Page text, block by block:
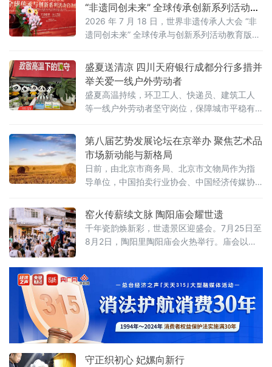
“非遗同创未来” 全球传承创新系列活动在
京启动
2026 年 7 月 18 日，世界非遗传承人大会 “非
遗同创未来” 全球传承与创新系列活动教育版块
以 “万象寰宇・匠心文脉” 为主题，正式发布教
育板块整体战略规划。
盛夏送清凉 四川天府银行成都分行多措并
举关爱一线户外劳动者
盛夏高温持续，环卫工人、快递员、建筑工人
等一线户外劳动者坚守岗位，保障城市平稳有
构社会责任，近期，四川天府银行成都分行全
面启动夏日送清凉系列普惠公益行动，通过设
立户外劳动者清凉驿站、深入一线走访慰问等
多种形式，为户外一线工作者送去防暑保障与
关怀。
第八届艺势发展论坛在京举办 聚焦艺术品
市场新动能与新格局
日前，由北京市商务局、北京市文物局作为指
导单位，中国拍卖行业协会、中国经济传媒协
术品商会作为支持单位，北京商报社与北京拍
卖行业协会联合主办的第八届艺势发展论坛暨
艺术市场价值榜在京落下帷幕。
窑火传薪续文脉 陶阳庙会耀世遗
千年瓷韵焕新彩，世遗景区迎盛会。7月25日至
8月2日，陶阳里陶阳庙会火热举行。庙会以匠
化世界文化遗产资源，为八方来客呈现一场独
具瓷都魅力的文化盛宴。景德镇手工瓷业遗存
成功入选世界文化遗产，为陶阳里历史文化旅
游区的文化发展注入强劲动力。
守正织初心 妃嫘向新行